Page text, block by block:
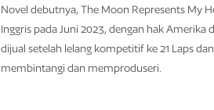
Novel debutnya, The Moon Represents My
Inggris pada Juni 2023, dengan hak Amerika
dijual setelah lelang kompetitif ke 21 Laps
membintangi dan memproduseri.